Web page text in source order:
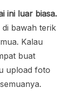
ini luar biasa.
bawah terik
Kalau
buat
upload foto